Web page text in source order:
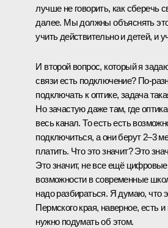
лучше не говорить, как сберечь
далее. Мы должны объяснять
учить действительно и детей, и
И второй вопрос, который я
связи есть подключение?
подключать к оптике, задача
Но зачастую даже там, где
весь канал. То есть есть
подключиться, а они берут 2–3
платить. Что это значит? Это
Это значит, не все ещё цифровые
возможности в современные
надо разбираться. Я думаю, что
Пермского края, наверное, есть
нужно подумать об этом.